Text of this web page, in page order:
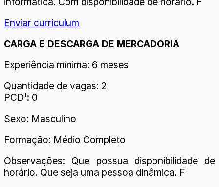
Enviar curriculum
CARGA E DESCARGA DE MERCADORIA
Experiência mínima: 6 meses
Quantidade de vagas: 2
PCD¹: 0
Sexo: Masculino
Formação: Médio Completo
Observações: Que possua disponibilidade de
horário. Que seja uma pessoa dinâmica. F